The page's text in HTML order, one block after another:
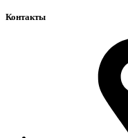
Контакты